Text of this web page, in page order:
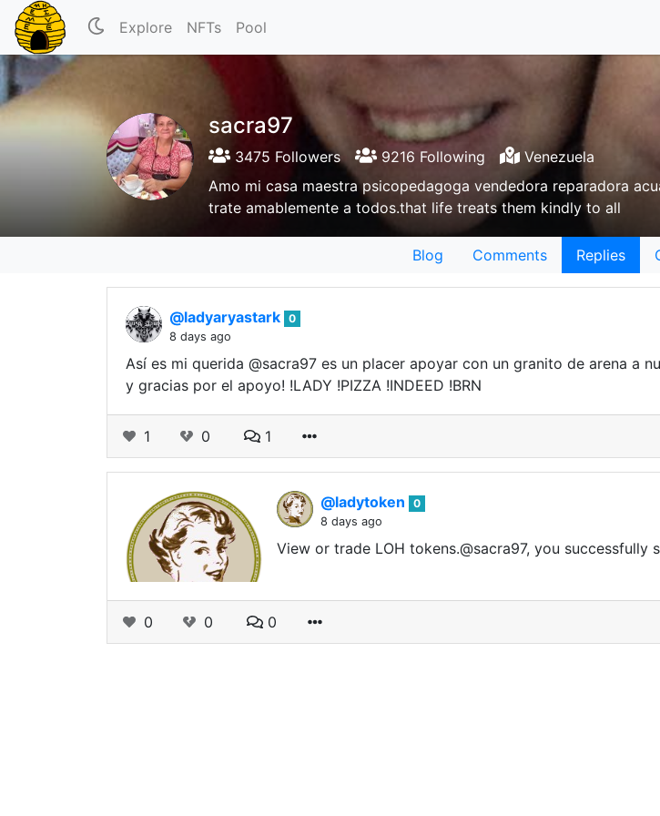
Explore NFTs Pool
sacra97
3475 Followers 9216 Following
Venezuela
Amo mi casa maestra psicopedagoga vendedora reparadora
trate amablemente a todos.that life treats them kindly to all
Blog Comments Replies
@ladyaryastark 0
8 days ago
Así es mi querida @sacra97 es un placer apoyar con un granito de arena a
y gracias por el apoyo! !LADY !PIZZA !INDEED !BRN
1 0 1
@ladytoken
0
8 days ago
View or trade LOH tokens.@sacra97, you successfully
0 0 0